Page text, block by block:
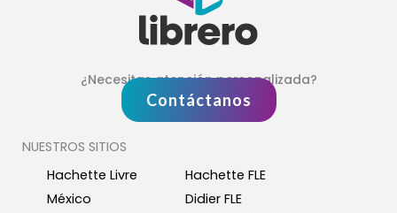
¿Necesitas atención personalizada?
Contáctanos
NUESTROS SITIOS
Hachette Livre
México
Hachette FLE
Didier FLE